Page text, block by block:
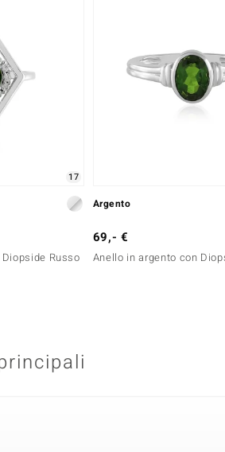
17
Russo
Argento
69,- €
Anello in argento con